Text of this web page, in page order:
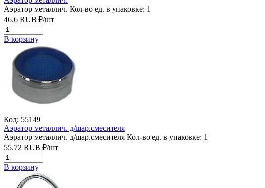
Аэратор металлич. Кол-во ед. в упаковке: 1
46.6 RUB ₽/шт
В корзину
Код: 55149
Аэратор металлич. д/шар.смесителя
Аэратор металлич. д/шар.смесителя Кол-во ед. в упаковке: 1
55.72 RUB ₽/шт
В корзину